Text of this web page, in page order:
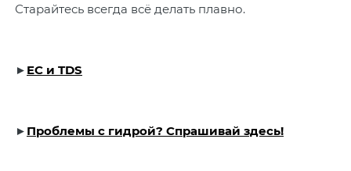
Старайтесь всегда всё делать плавно.
► EC и TDS
► Проблемы с гидрой? Спрашивай здесь!